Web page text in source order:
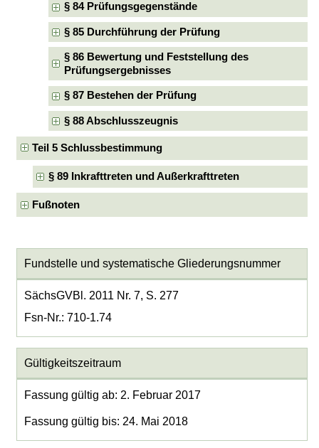
§ 84 Prüfungsgegenstände
§ 85 Durchführung der Prüfung
§ 86 Bewertung und Feststellung des
Prüfungsergebnisses
§ 87 Bestehen der Prüfung
§ 88 Abschlusszeugnis
Teil 5 Schlussbestimmung
§ 89 Inkrafttreten und Außerkrafttreten
Fußnoten
Fundstelle und systematische Gliederungsnummer
SächsGVBl. 2011 Nr. 7, S. 277
Fsn-Nr.: 710-1.74
Gültigkeitszeitraum
Fassung gültig ab: 2. Februar 2017
Fassung gültig bis: 24. Mai 2018